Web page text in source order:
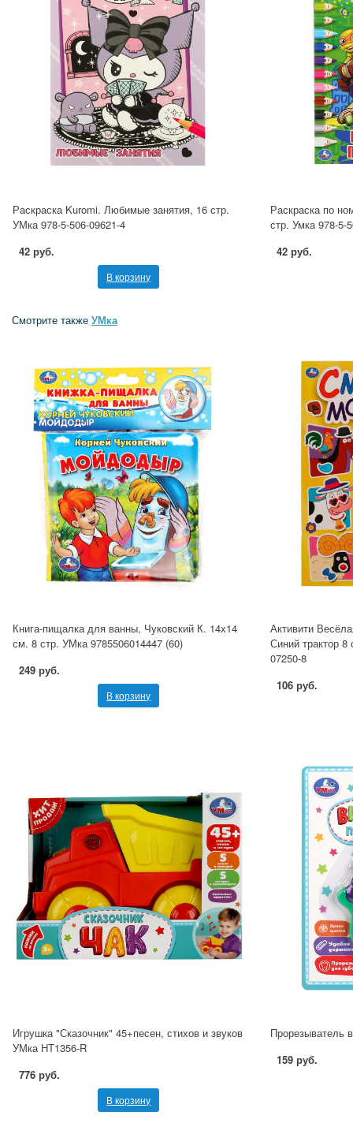
Раскраска Kuromi. Любимые занятия, 16 стр.
УМка 978-5-506-09621-4
42 руб.
В корзину
Раскраска по
стр. Умка 978-5-
42 руб.
Смотрите также УМка
Книга-пищалка для ванны, Чуковский К. 14х14
см. 8 стр. УМка 9785506014447 (60)
249 руб.
В корзину
Активити
Синий трактор 8
07250-8
106 руб.
Игрушка "Сказочник" 45+песен, стихов и звуков
УМка HT1356-R
776 руб.
В корзину
Прорезыватель
159 руб.